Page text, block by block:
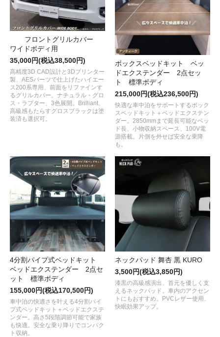
フロントグリルカバー
ワイドボディ用
35,000円(税込38,500円)
高精度3D CAD設計と3Dプリンター
製、AESパーツで仕上げたハイエー
ス200系専用、前面をリファインす
るグリルカバー。ナチュラル・グロ
ス・ラプター、3色展開。Brilliant、
高級感もたらすグロスブラックは塗
装済も選択可。
ボックスベッドキット ベッ
ドエクステンダー 2点セッ
ト 標準ボディ
215,000円(税込236,500円)
快適な車中泊をサポートするボック
スベッドキット＋ベッドエクステン
ダー。2850mmまで延長可能なベッ
ド長、小物収納スペース、100V電
源搭載。片側を外せば安全な乗降
も。
4分割パイプ式ベッドキット
ベッドエクステンダー 2点セ
ット 標準ボディ
155,000円(税込170,500円)
車中泊の快適さを叶える4分割パイ
プ式ベッドキット＋ベッドエクステ
ンダー。高さ5段階調節可能で家族
も快適。安全な乗り降りでコンパク
ト収納。
ネックパッド 舞杏 黒 KURO
3,500円(税込3,850円)
漆黒の高級感演出、首元を優しく支
えるネックパッド。車内のアクセン
トにもおすすめ。PVCレザー使用、
快眠効果アップ。